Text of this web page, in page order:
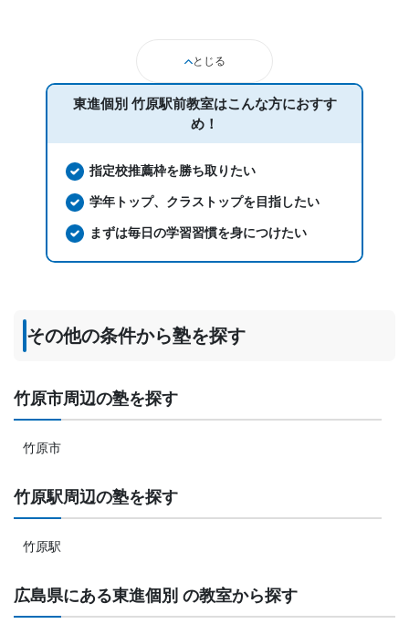
とじる
東進個別 竹原駅前教室はこんな方におすす
め！
指定校推薦枠を勝ち取りたい
学年トップ、クラストップを目指したい
まずは毎日の学習習慣を身につけたい
その他の条件から塾を探す
竹原市周辺の塾を探す
竹原市
竹原駅周辺の塾を探す
竹原駅
広島県にある東進個別 の教室から探す